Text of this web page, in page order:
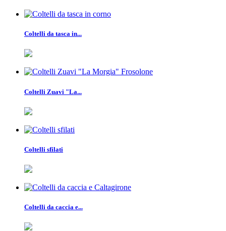
Coltelli da tasca in...
Coltelli Zuavi "La...
Coltelli sfilati
Coltelli da caccia e...